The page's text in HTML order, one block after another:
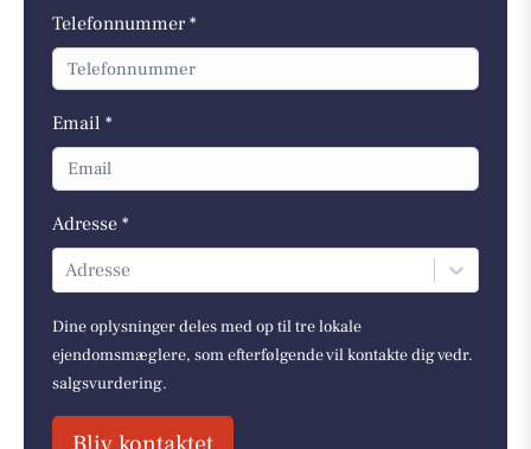
Telefonnummer *
Email *
Adresse *
Adresse
Dine oplysninger deles med op til tre lokale
ejendomsmæglere, som efterfølgende vil kontakte dig vedr.
salgsvurdering.